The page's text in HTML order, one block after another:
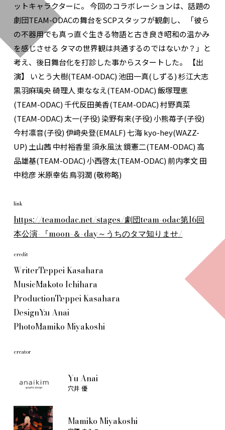
ットキャラクターに。 今回のコラボレーションは、話題の
劇団TEAM-ODACの舞台をSCPスタッフが観劇し、 「彼ら
の不器用でも真っ直ぐ生きる物語と古き良き昭和の温かみ
を感じさせる タマの世界観は共通するのではないか？」と
考え、後日舞台化を打診した事からスタートした。 【出
演】 いとう大樹(TEAM-ODAC) 池田一真(しずる) 杉江大志
黒羽麻璃央 碕理人 東ななえ(TEAM-ODAC) 飯塚理恵
(TEAM-ODAC) 千代反田美香(TEAM-ODAC) 村野真菜
(TEAM-ODAC) 太一(子役) 染野有来(子役) 小熊苺子(子役)
今村凛音(子役) 伊﨑央登(EMALF) 七海 kyo-hey(WAZZ-
UP) 土山茜 中村裕香里 須永風汰 鏡憲二(TEAM-ODAC) 高
品雄基(TEAM-ODAC) 小西啓太(TEAM-ODAC) 前内孝文 田
中稔彦 米原幸佑 鳥羽潤 (敬称略)
link
https://teamodac.net/stages/劇団team-odac第16回
本公演-『moon-＆-day～うちのタマ知りませ/
credit
WriterTeppei Kasahara
MusicMakoto Ichihara
ProductionTeppei Kasahara
DesignYu Anai
PhotoMamiko Miyakoshi
creator
Yu Anai
穴井 優
Mamiko Miyakoshi